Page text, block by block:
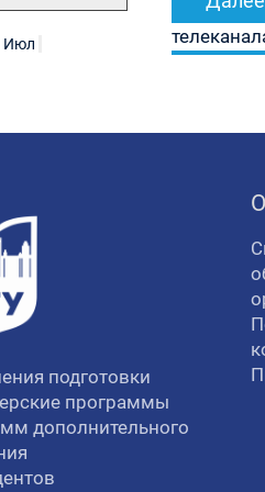
Июл
подготовки
программы
дополнительного